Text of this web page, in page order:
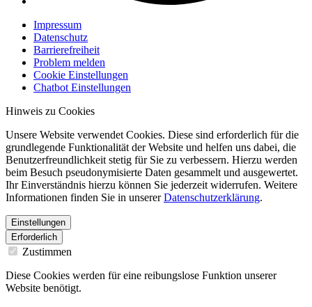
Impressum
Datenschutz
Barrierefreiheit
Problem melden
Cookie Einstellungen
Chatbot Einstellungen
Hinweis zu Cookies
Unsere Website verwendet Cookies. Diese sind erforderlich für die
grundlegende Funktionalität der Website und helfen uns dabei, die
Benutzerfreundlichkeit stetig für Sie zu verbessern. Hierzu werden
beim Besuch pseudonymisierte Daten gesammelt und ausgewertet.
Ihr Einverständnis hierzu können Sie jederzeit widerrufen. Weitere
Informationen finden Sie in unsererDatenschutzerklärung.
Einstellungen
Erforderlich
Zustimmen
Diese Cookies werden für eine reibungslose Funktion unserer
Website benötigt.